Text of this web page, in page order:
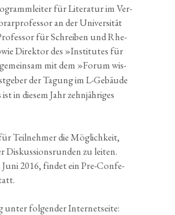
für Lite­ra­tur im Ver­
an der Uni­ver­si­tät
für Schrei­ben und Rhe­
Direk­tor des »Insti­tu­tes für
mit dem »Forum wis­
der Tagung im L-Gebäu­de
in die­sem Jahr zehn­jäh­ri­ges
Teil­neh­mer die Mög­lich­keit,
Dis­kus­si­ons­run­den zu lei­ten.
Juni 2016, fin­det ein Pre-Con­fe­
fol­gen­der Inter­net­sei­te: